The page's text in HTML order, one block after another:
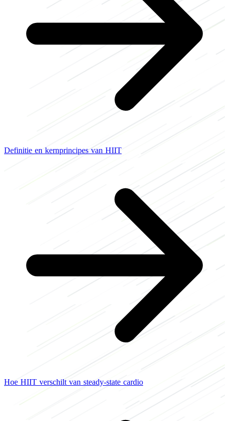
Definitie en kernprincipes van HIIT
Hoe HIIT verschilt van steady-state cardio